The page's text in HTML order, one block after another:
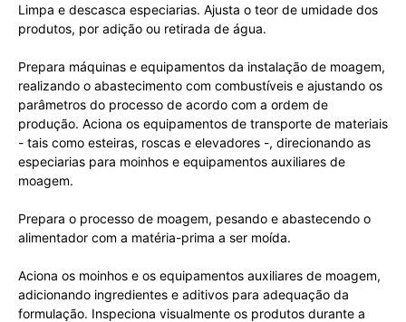
Limpa e descasca especiarias. Ajusta o teor de umidade dos
produtos, por adição ou retirada de água.
Prepara máquinas e equipamentos da instalação de moagem,
realizando o abastecimento com combustíveis e ajustando os
parâmetros do processo de acordo com a ordem de
produção. Aciona os equipamentos de transporte de materiais
- tais como esteiras, roscas e elevadores -, direcionando as
especiarias para moinhos e equipamentos auxiliares de
moagem.
Prepara o processo de moagem, pesando e abastecendo o
alimentador com a matéria-prima a ser moída.
Aciona os moinhos e os equipamentos auxiliares de moagem,
adicionando ingredientes e aditivos para adequação da
formulação. Inspeciona visualmente os produtos durante a